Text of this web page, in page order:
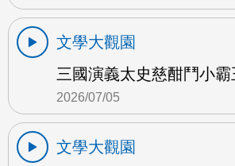
文學大觀園
三國演義太史慈酣鬥小霸
2026/07/05
文學大觀園